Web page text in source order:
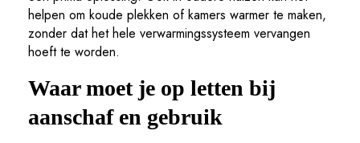
helpen om koude plekken of kamers warmer te maken,
zonder dat het hele verwarmingssysteem vervangen
hoeft te worden.
Waar moet je op letten bij
aanschaf en gebruik